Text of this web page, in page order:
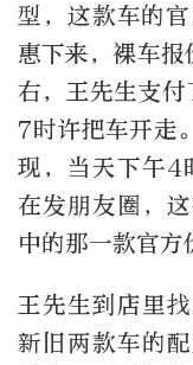
型，这款车的
惠下来，裸车
右，王先生支
7时许把车开走
现，当天下午4
在发朋友圈，
中的那一款官方
王先生到店里
新旧两款车的